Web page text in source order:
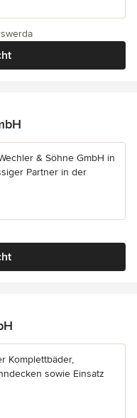
& Söhne GmbH in
Partner in der
Komplettbäder,
sowie Einsatz